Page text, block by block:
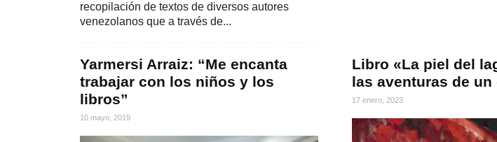
recopilación de textos de diversos autores
venezolanos que a través de...
Yarmersi Arraiz: “Me encanta
trabajar con los niños y los
libros”
10 mayo, 2019
Libro «La piel del
las aventuras de un
17 enero, 2023